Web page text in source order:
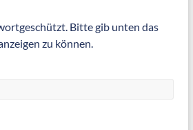
Bitte gib unten das
zu können.